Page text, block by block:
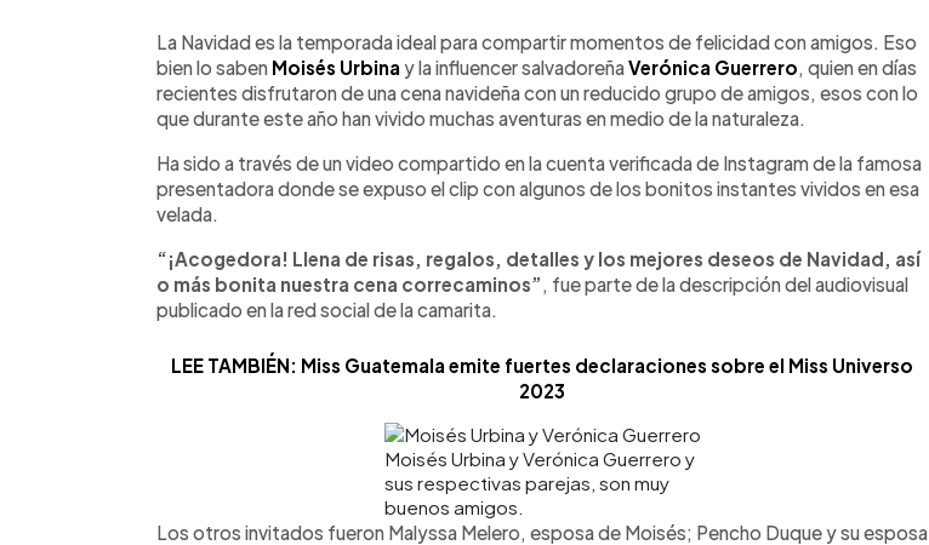
► Escuchar artículo
La Navidad es la temporada ideal para compartir momentos de felicidad con amigos. Eso
bien lo saben Moisés Urbina y la influencer salvadoreñaVerónica Guerrero, quien en días
recientes disfrutaron de una cena navideña con un reducido grupo de amigos, esos con lo
que durante este año han vivido muchas aventuras en medio de la naturaleza.
Ha sido a través de un video compartido en la cuenta verificada de Instagram de la famosa
presentadora donde se expuso el clip con algunos de los bonitos instantes vividos en esa
velada.
“¡Acogedora! Llena de risas, regalos, detalles y los mejores deseos de Navidad, así
o más bonita nuestra cena correcaminos”, fue parte de la descripción del audiovisual
publicado en la red social de la camarita.
LEE TAMBIÉN: Miss Guatemala emite fuertes declaraciones sobre el Miss Universo
2023
Moisés Urbina y Verónica Guerrero y
sus respectivas parejas, son muy
buenos amigos.
Los otros invitados fueron Malyssa Melero, esposa de Moisés; Pencho Duque y su esposa